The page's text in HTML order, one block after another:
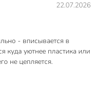
кулинарный
универсальный
22.07.2026
- вписывается в
куда уютнее пластика или
не цепляется.